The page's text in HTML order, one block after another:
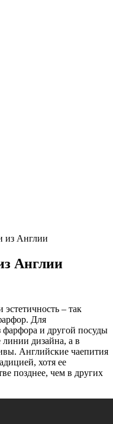
из Англии
Англии
эстетичность – так
Для
фарфора и другой посуды
дизайна, а в
Английские чаепития
хотя ее
позднее, чем в других